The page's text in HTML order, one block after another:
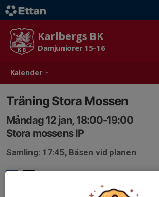
Kalender
Karlbergs BK
Damjuniorer 15-16
Träning Stora Mossen
Måndag 12 jan, 18:00-19:00
Stora mossens IP
Samling: 17:45, Båsen vid planen